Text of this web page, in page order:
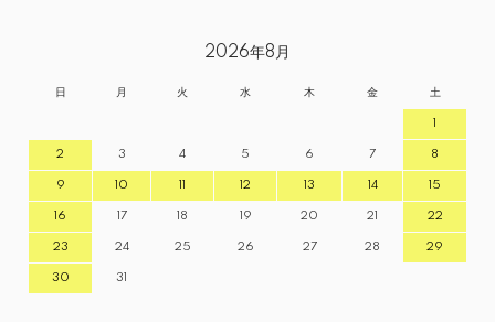
2026年8月
日 月 火 水 木 金 土
1
2 3 4 5 6 7 8
9 10 11 12 13 14 15
16 17 18 19 20 21 22
23 24 25 26 27 28 29
30 31